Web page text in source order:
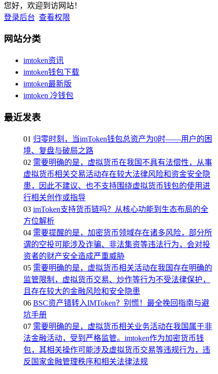
您好，欢迎到访网站！
登录后台 查看权限
网站分类
imtoken资讯
imtoken钱包下载
imtoken最新版
imtoken 冷钱包
最近发表
01 归零时刻，当imToken钱包总资产为0时——用户的困
境、复盘与破局之路
02 需要明确的是，虚拟货币在我国不具有法偿性，从事
虚拟货币相关交易活动存在较大法律风险和资金安全隐
患，因此不建议、也不支持围绕虚拟货币钱包的使用进
行相关创作或指导
03 imToken支持货币链吗？从核心功能到生态布局的全
方位解析
04 需要提醒的是，加密货币领域存在诸多风险，部分所
谓的空投可能涉及诈骗、非法集资等违法行为，会对投
资者的财产安全造成严重威胁
05 需要明确的是，虚拟货币相关活动在我国存在明确的
监管限制，虚拟货币交易、炒作等行为不受法律保护，
且存在较大的金融风险和安全隐患
06 BSC资产错转入IMToken？别慌！最全挽回指南与避
坑手册
07 需要明确的是，虚拟货币相关业务活动在我国属于非
法金融活动，受到严格监管。imtoken作为加密货币钱
包，其相关操作可能涉及虚拟货币交易等违规行为，违
反国家金融管理秩序和相关法律法规